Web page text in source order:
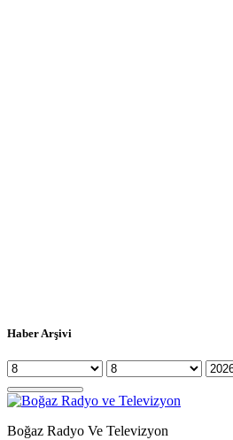
Haber Arşivi
Boğaz Radyo Ve Televizyon